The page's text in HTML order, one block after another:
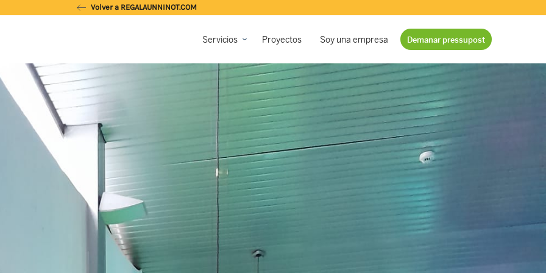
Volver a REGALAUNNINOT.COM
Servicios Proyectos Soy una empresa Demanar pressupost